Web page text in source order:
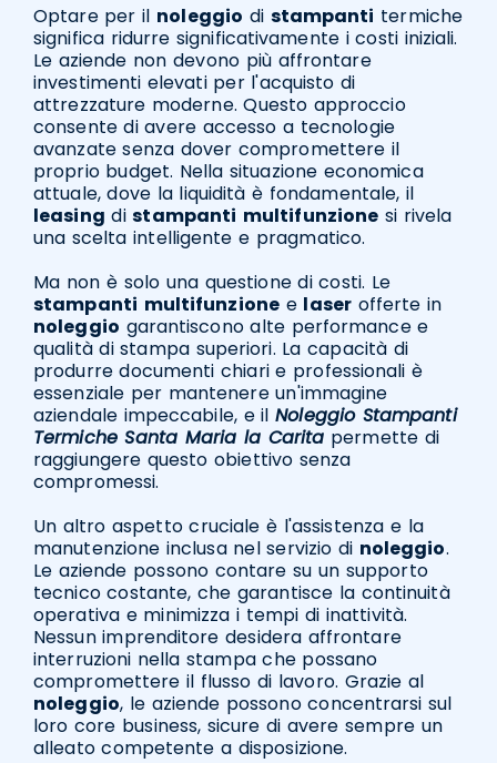
Optare per il noleggio di stampanti termiche
significa ridurre significativamente i costi iniziali.
Le aziende non devono più affrontare
investimenti elevati per l'acquisto di
attrezzature moderne. Questo approccio
consente di avere accesso a tecnologie
avanzate senza dover compromettere il
proprio budget. Nella situazione economica
attuale, dove la liquidità è fondamentale, il
leasing distampanti multifunzione si rivela
una scelta intelligente e pragmatico.
Ma non è solo una questione di costi. Le
stampanti multifunzionee laserofferte in
noleggio garantiscono alte performance e
qualità di stampa superiori. La capacità di
produrre documenti chiari e professionali è
essenziale per mantenere un'immagine
aziendale impeccabile, e ilNoleggio Stampanti
Termiche Santa Maria la Carita permette di
raggiungere questo obiettivo senza
compromessi.
Un altro aspetto cruciale è l'assistenza e la
manutenzione inclusa nel servizio di noleggio.
Le aziende possono contare su un supporto
tecnico costante, che garantisce la continuità
operativa e minimizza i tempi di inattività.
Nessun imprenditore desidera affrontare
interruzioni nella stampa che possano
compromettere il flusso di lavoro. Grazie al
noleggio, le aziende possono concentrarsi sul
loro core business, sicure di avere sempre un
alleato competente a disposizione.